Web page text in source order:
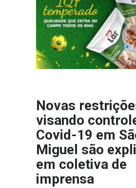
Novas
visando
Covid-19 em
Miguel são
em coletiva de
imprensa